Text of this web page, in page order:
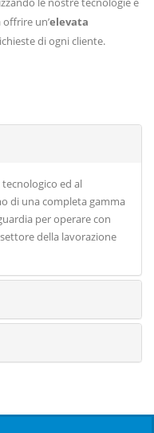
un’elevata
di ogni cliente.
ed al
di una completa gamma
per operare con
della lavorazione